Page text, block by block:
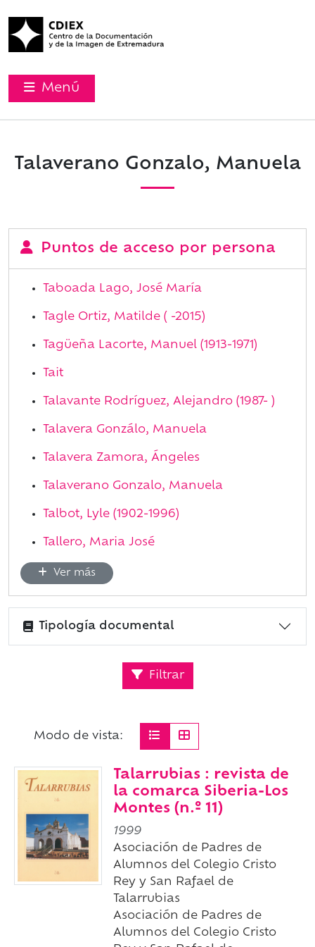
Menú
Talaverano Gonzalo, Manuela
Puntos de acceso por persona
Taboada Lago, José María
Tagle Ortiz, Matilde ( -2015)
Tagüeña Lacorte, Manuel (1913-1971)
Tait
Talavante Rodríguez, Alejandro (1987- )
Talavera Gonzálo, Manuela
Talavera Zamora, Ángeles
Talaverano Gonzalo, Manuela
Talbot, Lyle (1902-1996)
Tallero, Maria José
Ver más
Tipología documental
Filtrar
Modo de vista:
Talarrubias : revista de
la comarca Siberia-Los
Montes (n.º 11)
1999
Asociación de Padres de
Alumnos del Colegio Cristo
Rey y San Rafael de
Talarrubias
Asociación de Padres de
Alumnos del Colegio Cristo